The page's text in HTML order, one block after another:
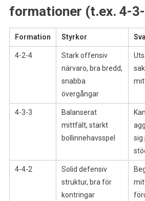
formationer (t.ex. 4-
Formation Styrkor
4-2-4
Stark offensiv
närvaro, bra bredd,
snabba
övergångar
4-3-3
Balanserat
mittfält, starkt
bollinnehavsspel
sig
4-4-2
Solid defensiv
struktur, bra för
kontringar